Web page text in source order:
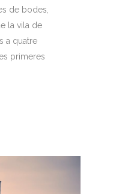
de bodes,
la vila de
a quatre
primeres